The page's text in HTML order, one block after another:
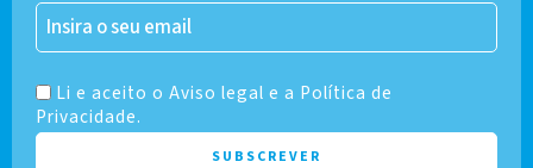
Li e aceito o Aviso legal e a Política de
Privacidade.